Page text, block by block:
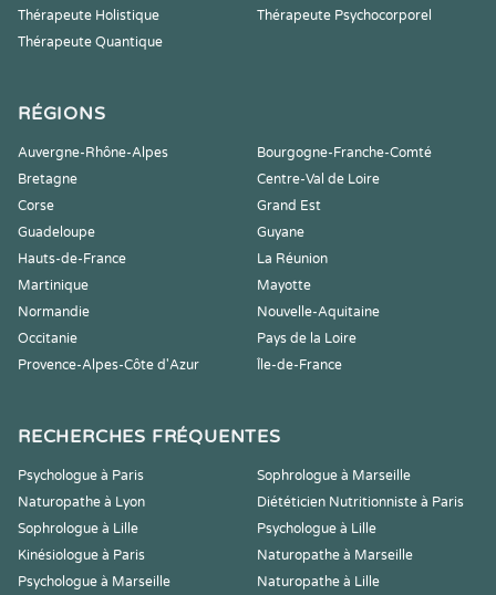
Thérapeute Holistique
Thérapeute Psychocorporel
Thérapeute Quantique
RÉGIONS
Auvergne-Rhône-Alpes
Bourgogne-Franche-Comté
Bretagne
Centre-Val de Loire
Corse
Grand Est
Guadeloupe
Guyane
Hauts-de-France
La Réunion
Martinique
Mayotte
Normandie
Nouvelle-Aquitaine
Occitanie
Pays de la Loire
Provence-Alpes-Côte d'Azur
Île-de-France
RECHERCHES FRÉQUENTES
Psychologue à Paris
Sophrologue à Marseille
Naturopathe à Lyon
Diététicien Nutritionniste à Paris
Sophrologue à Lille
Psychologue à Lille
Kinésiologue à Paris
Naturopathe à Marseille
Psychologue à Marseille
Naturopathe à Lille